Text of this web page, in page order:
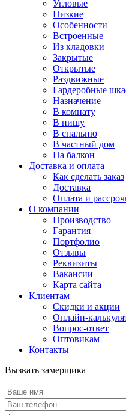
Угловые
Низкие
Особенности
Встроенные
Из кладовки
Закрытые
Открытые
Раздвижные
Гардеробные
Назначение
В комнату
В нишу
В спальню
В частный дом
На балкон
Доставка и оплата
Как сделать заказ
Доставка
Оплата и
О компании
Производство
Гарантия
Портфолио
Отзывы
Реквизиты
Вакансии
Карта сайта
Клиентам
Скидки и акции
Онлайн-
Вопрос-ответ
Оптовикам
Контакты
Вызвать замерщика